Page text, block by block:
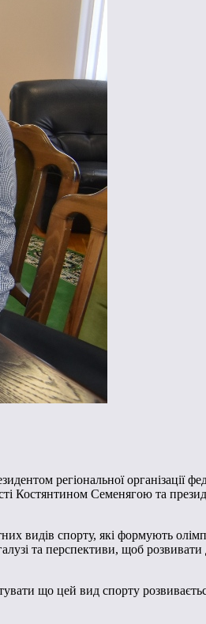
регіональної організації
Костянтином Семенягою та
видів спорту, які формують
та перспективи, щоб
що цей вид спорту